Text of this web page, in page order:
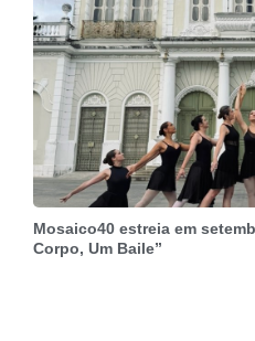
Mosaico40 estreia em
Corpo, Um Baile”